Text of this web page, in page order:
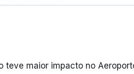
teve maior impacto no